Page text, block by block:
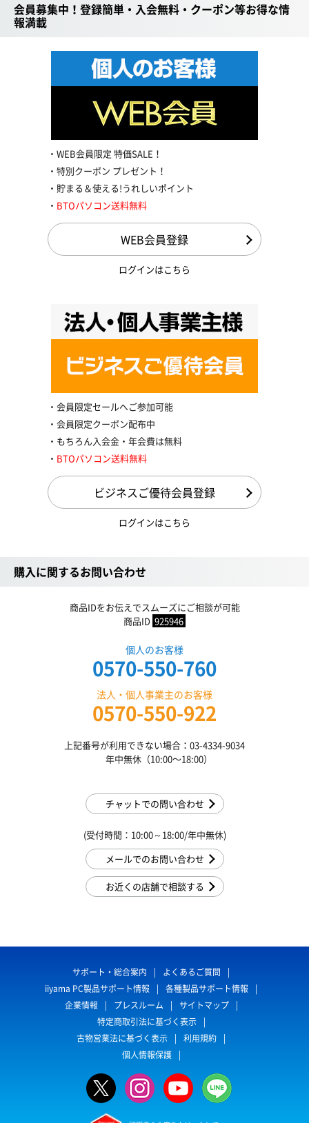
会員募集中！登録簡単・入会無料・クーポン等お得な情
報満載
WEB会員限定 特価SALE！
特別クーポン プレゼント！
貯まる＆使える!うれしいポイント
BTOパソコン送料無料
WEB会員登録
ログインはこちら
会員限定セールへご参加可能
会員限定クーポン配布中
もちろん入会金・年会費は無料
BTOパソコン送料無料
ビジネスご優待会員登録
ログインはこちら
購入に関するお問い合わせ
商品IDをお伝えでスムーズにご相談が可能
商品ID 925946
個人のお客様
0570-550-760
法人・個人事業主のお客様
0570-550-922
上記番号が利用できない場合：03-4334-9034
年中無休（10:00〜18:00）
チャットでの問い合わせ
(受付時間：10:00～18:00/年中無休)
メールでのお問い合わせ
お近くの店舗で相談する
サポート・総合案内
よくあるご質問
iiyama PC製品サポート情報
各種製品サポート情報
企業情報
プレスルーム
サイトマップ
特定商取引法に基づく表示
古物営業法に基づく表示
利用規約
個人情報保護